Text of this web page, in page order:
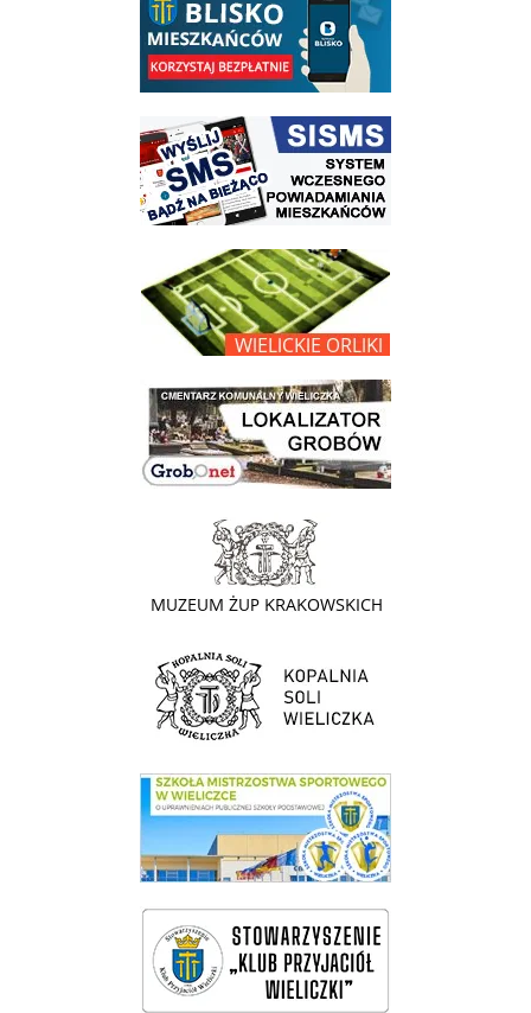
link do strony systemu wczesnego ostrzegania mieszkańców SISMS
link do opisu projektu Wielickie Orliki
link do lokalizatora grobów na wielickim cmentarzu - grobnet
link do strony - Muzeum Żup Krakowskich Wieliczka
link do strony Kopalni Soli Wieliczka
link do SMS Wieliczka
wieliczka-wieliczanie na bis